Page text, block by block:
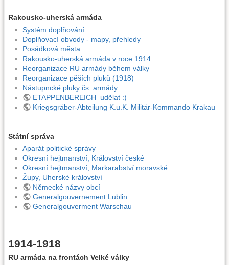
Rakousko-uherská armáda
Systém doplňování
Doplňovací obvody - mapy, přehledy
Posádková města
Rakousko-uherská armáda v roce 1914
Reorganizace RU armády během války
Reorganizace pěších pluků (1918)
Nástupncké pluky čs. armády
ETAPPENBEREICH_udělat :)
Kriegsgräber-Abteilung K.u.K. Militär-Kommando Krakau
Státní správa
Aparát politické správy
Okresní hejtmanství, Království české
Okresní hejtmanství, Markarabství moravské
Župy, Uherské království
Německé názvy obcí
Generalgouvernement Lublin
Generalgouverment Warschau
1914-1918
RU armáda na frontách Velké války